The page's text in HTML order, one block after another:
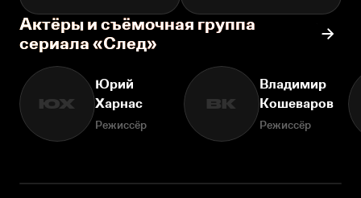
Актёры и съёмочная группа
сериала «След»
ЮХ
Юрий
Харнас
Режиссёр
ВК
Владимир
Кошеваров
Режиссёр